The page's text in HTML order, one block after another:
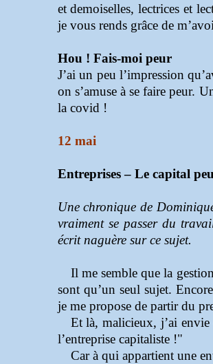
et demoiselles, lectrices et
je vous rends grâce de
Hou ! Fais-moi peur
J’ai un peu l’impression
on s’amuse à se faire peur.
la covid !
12 mai
Entreprises – Le capital
Une chronique de
vraiment se passer du
écrit naguère sur ce sujet.
Il me semble que la
sont qu’un seul sujet.
je me propose de partir du
Et là, malicieux, j’ai
l’entreprise capitaliste !"
Car à qui appartient une